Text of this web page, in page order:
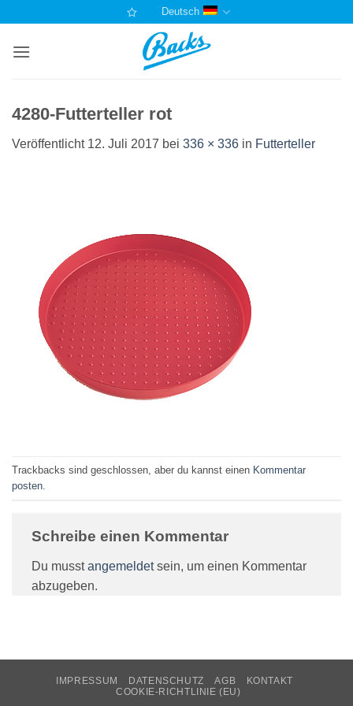
springen
Deutsch
4280-Futterteller rot
Veröffentlicht 12. Juli 2017 bei 336 × 336 in Futterteller
Trackbacks sind geschlossen, aber du kannst einen Kommentar
posten
Schreibe einen Kommentar
Du musstangemeldetsein, um einen Kommentar
abzugeben.
IMPRESSUM DATENSCHUTZ AGB
KONTAKT
COOKIE-RICHTLINIE (EU)